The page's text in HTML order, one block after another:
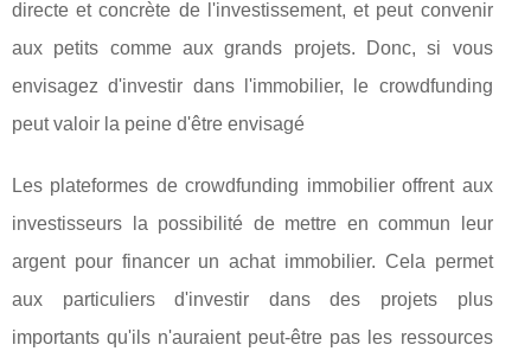
directe et concrète de l'investissement, et peut convenir
aux petits comme aux grands projets. Donc, si vous
envisagez d'investir dans l'immobilier, le crowdfunding
peut valoir la peine d'être envisagé
Les plateformes de crowdfunding immobilier offrent aux
investisseurs la possibilité de mettre en commun leur
argent pour financer un achat immobilier. Cela permet
aux particuliers d'investir dans des projets plus
importants qu'ils n'auraient peut-être pas les ressources